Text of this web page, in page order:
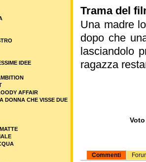
Trama del
Una madre
dopo che
lasciandolo
ragazza
Commenti
IDEE
AFFAIR
DONNA CHE VISSE DUE